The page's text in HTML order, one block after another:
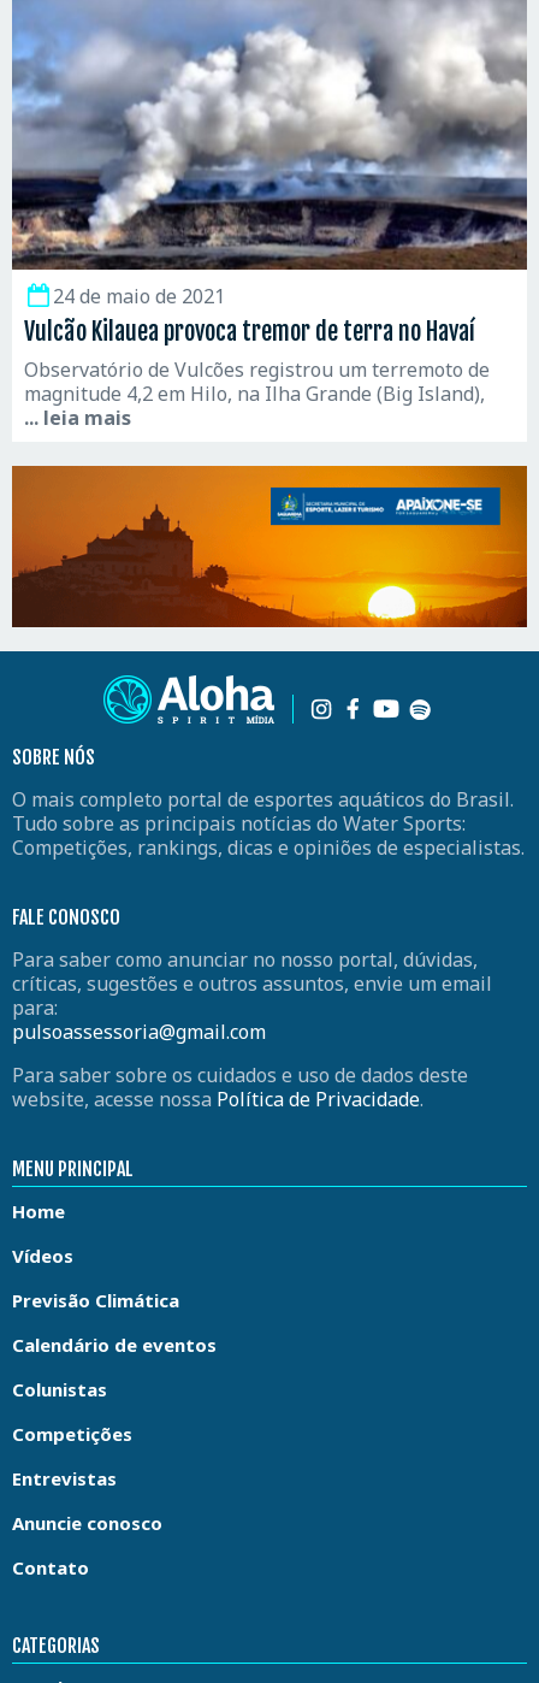
24 de maio de 2021
Vulcão Kilauea provoca tremor de terra no Havaí
Observatório de Vulcões registrou um terremoto de
magnitude 4,2 em Hilo, na Ilha Grande (Big Island),
... leia mais
SOBRE NÓS
O mais completo portal de esportes aquáticos do Brasil.
Tudo sobre as principais notícias do Water Sports:
Competições, rankings, dicas e opiniões de especialistas.
FALE CONOSCO
Para saber como anunciar no nosso portal, dúvidas,
críticas, sugestões e outros assuntos, envie um email
para:
pulsoassessoria@gmail.com
Para saber sobre os cuidados e uso de dados deste
website, acesse nossa Política de Privacidade.
MENU PRINCIPAL
Home
Vídeos
Previsão Climática
Calendário de eventos
Colunistas
Competições
Entrevistas
Anuncie conosco
Contato
CATEGORIAS